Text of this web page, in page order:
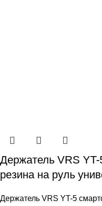
Держатель VRS
резина на руль
Держатель VRS YT-5